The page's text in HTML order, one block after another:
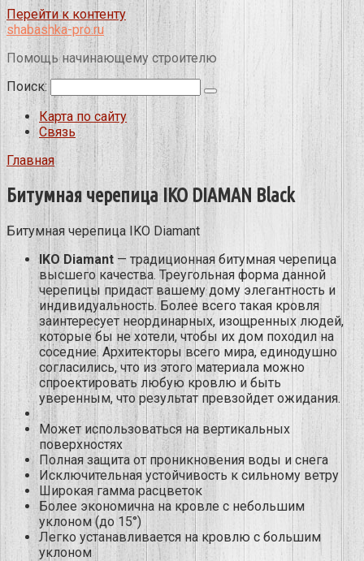
Перейти к контенту
shabashka-pro.ru
Помощь начинающему строителю
Поиск:
Карта по сайту
Связь
Главная
Битумная черепица IKO DIAMAN Black
Битумная черепица IKO Diamant
IKO Diamant — традиционная битумная черепица
высшего качества. Треугольная форма данной
черепицы придаст вашему дому элегантность и
индивидуальность. Более всего такая кровля
заинтересует неординарных, изощренных людей,
которые бы не хотели, чтобы их дом походил на
соседние. Архитекторы всего мира, единодушно
согласились, что из этого материала можно
спроектировать любую кровлю и быть
уверенным, что результат превзойдет ожидания.
Может использоваться на вертикальных
поверхностях
Полная защита от проникновения воды и снега
Исключительная устойчивость к сильному ветру
Широкая гамма расцветок
Более экономична на кровле с небольшим
уклоном (до 15°)
Легко устанавливается на кровлю с большим
уклоном